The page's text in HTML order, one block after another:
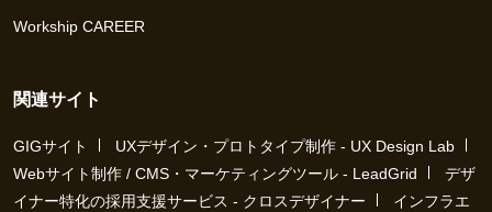
Workship CAREER
関連サイト
GIGサイト
UXデザイン・プロトタイプ制作 - UX Design Lab
Webサイト制作 / CMS・マーケティングツール - LeadGrid
デザ
イナー特化の採用支援サービス - クロスデザイナー
インフラエ